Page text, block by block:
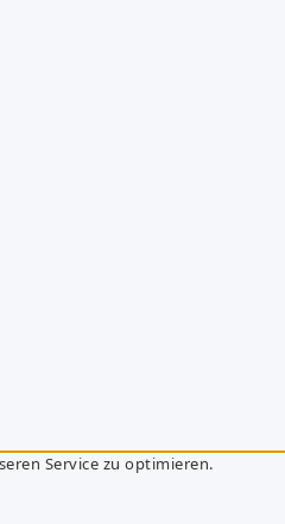
Service zu optimieren.